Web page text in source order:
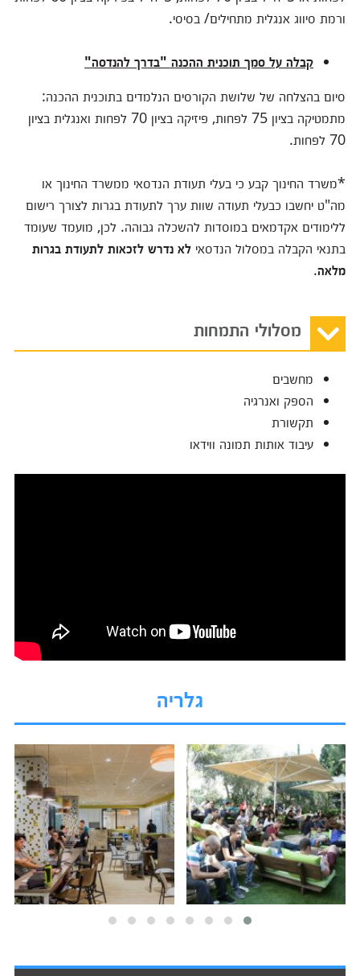
ורמת סיווג אנגלית מתחילים/ בסיסי.
קבלה על סמך תוכנית ההכנה "בדרך להנדסה"
סיום בהצלחה של שלושת הקורסים הנלמדים בתוכנית ההכנה:
מתמטיקה בציון 75 לפחות, פיזיקה בציון 70 לפחות ואנגלית בציון
70 לפחות.
*משרד החינוך קבע כי בעלי תעודת הנדסאי ממשרד החינוך או
מה"ט יחשבו כבעלי תעודה שוות ערך לתעודת בגרות לצורך רישום
ללימודים אקדמאים במוסדות להשכלה גבוהה. לכן, מועמד שעומד
בתנאי הקבלה במסלול הנדסאי לא נדרש לזכאות לתעודת בגרות
מלאה.
מסלולי התמחות
מחשבים
הספק ואנרגיה
תקשורת
עיבוד אותות תמונה ווידאו
גלריה